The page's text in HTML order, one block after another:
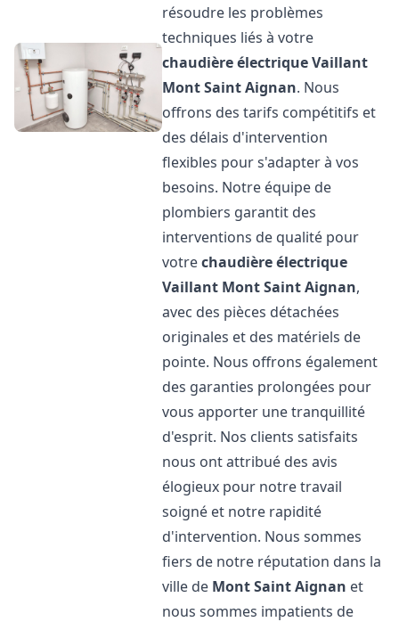
résoudre les problèmes
techniques liés à votre
chaudière électrique Vaillant
Mont Saint Aignan. Nous
offrons des tarifs compétitifs et
des délais d'intervention
flexibles pour s'adapter à vos
besoins. Notre équipe de
plombiers garantit des
interventions de qualité pour
votrechaudière électrique
Vaillant Mont Saint Aignan,
avec des pièces détachées
originales et des matériels de
pointe. Nous offrons également
des garanties prolongées pour
vous apporter une tranquillité
d'esprit. Nos clients satisfaits
nous ont attribué des avis
élogieux pour notre travail
soigné et notre rapidité
d'intervention. Nous sommes
fiers de notre réputation dans la
ville de Mont Saint Aignan et
nous sommes impatients de